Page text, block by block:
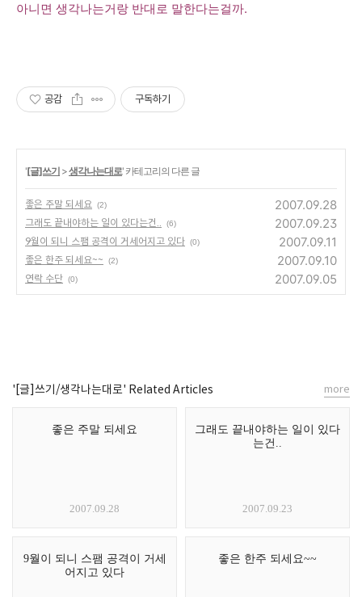
아니면 생각나는거랑 반대로 말한다는걸까.
공감 구독하기
'[글]쓰기 >생각나는대로' 카테고리의 다른 글
좋은 주말 되세요 (2) 2007.09.28
그래도 끝내야하는 일이 있다는건.. (6) 2007.09.23
9월이 되니 스팸 공격이 거세어지고 있다 (0) 2007.09.11
좋은 한주 되세요~~ (2) 2007.09.10
연락 수단 (0) 2007.09.05
'[글]쓰기/생각나는대로' Related Articles
좋은 주말 되세요
2007.09.28
그래도 끝내야하는 일이 있다
는건..
2007.09.23
9월이 되니 스팸 공격이 거세
어지고 있다
좋은 한주 되세요~~
more